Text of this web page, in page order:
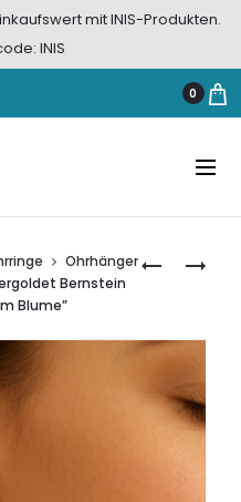
mit INIS-Produkten.
INIS
0
USEDOM
HERREN
BERNSTEIN
DONUT
ROLF
TURN
SCHWARZ
Ohrhänger
Bernstein
Blume”